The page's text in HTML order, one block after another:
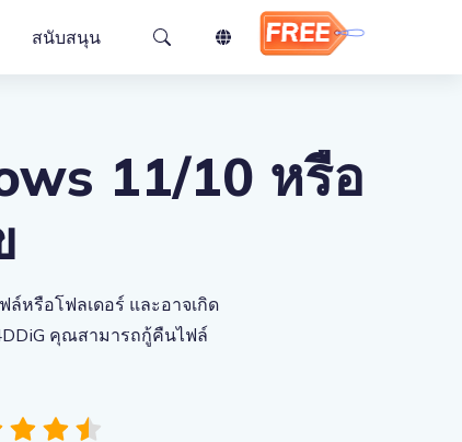
สนับสนุน
11/10 หรือ
หรือโฟลเดอร์ และอาจเกิด
คุณสามารถกู้คืนไฟล์